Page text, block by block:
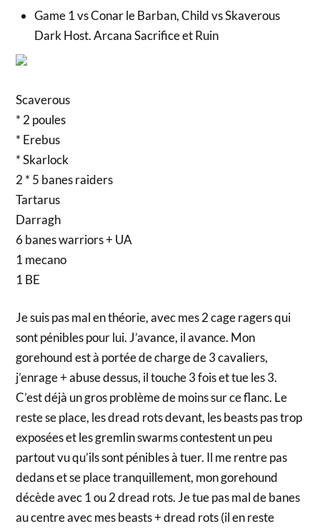
Game 1 vs Conar le Barban, Child vs Skaverous
Dark Host. Arcana Sacrifice et Ruin
Scaverous
* 2 poules
* Erebus
* Skarlock
2 * 5 banes raiders
Tartarus
Darragh
6 banes warriors + UA
1 mecano
1 BE
Je suis pas mal en théorie, avec mes 2 cage ragers qui
sont pénibles pour lui. J’avance, il avance. Mon
gorehound est à portée de charge de 3 cavaliers,
j’enrage + abuse dessus, il touche 3 fois et tue les 3.
C’est déjà un gros problème de moins sur ce flanc. Le
reste se place, les dread rots devant, les beasts pas trop
exposées et les gremlin swarms contestent un peu
partout vu qu’ils sont pénibles à tuer. Il me rentre pas
dedans et se place tranquillement, mon gorehound
décède avec 1 ou 2 dread rots. Je tue pas mal de banes
au centre avec mes beasts + dread rots (il en reste